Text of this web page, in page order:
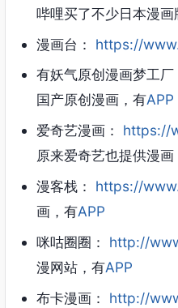
哔哩买了不少日本漫画
漫画台： https://
有妖气原创漫画梦工厂
国产原创漫画，有APP
爱奇艺漫画： https://
原来爱奇艺也提供漫画
漫客栈： https://
画，有APP
咪咕圈圈： http://
漫网站，有APP
布卡漫画： http://